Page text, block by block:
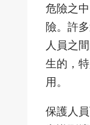
危險之
險。許
人員之
生的，
用。
保護人